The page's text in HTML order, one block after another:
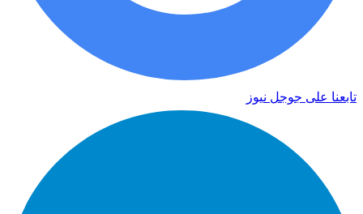
تابعنا على جوجل نيوز